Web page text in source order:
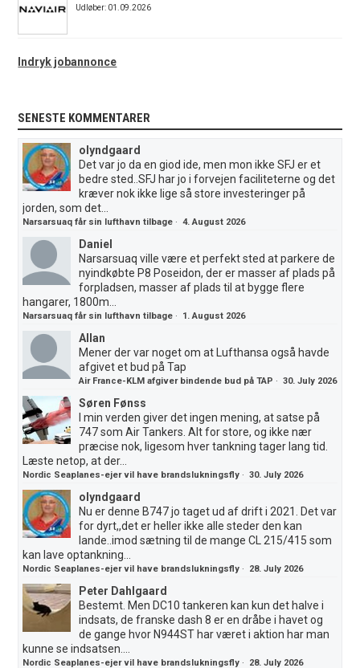
Udløber: 01.09.2026
Indryk jobannonce
SENESTE KOMMENTARER
olyndgaard
Det var jo da en giod ide, men mon ikke SFJ er et
bedre sted..SFJ har jo i forvejen faciliteterne og det
kræver nok ikke lige så store investeringer på
jorden, som det...
Narsarsuaq får sin lufthavn tilbage ·4. August 2026
Daniel
Narsarsuaq ville være et perfekt sted at parkere de
nyindkøbte P8 Poseidon, der er masser af plads på
forpladsen, masser af plads til at bygge flere
hangarer, 1800m...
Narsarsuaq får sin lufthavn tilbage · 1. August 2026
Allan
Mener der var noget om at Lufthansa også havde
afgivet et bud på Tap
Air France-KLM afgiver bindende bud på TAP ·30. July 2026
Søren Fønss
I min verden giver det ingen mening, at satse på
747 som Air Tankers. Alt for store, og ikke nær
præcise nok, ligesom hver tankning tager lang tid.
Læste netop, at der...
Nordic Seaplanes-ejer vil have brandslukningsfly ·30. July 2026
olyndgaard
Nu er denne B747 jo taget ud af drift i 2021. Det var
for dyrt,,det er heller ikke alle steder den kan
lande..imod sætning til de mange CL 215/415 som
kan lave optankning...
Nordic Seaplanes-ejer vil have brandslukningsfly · 28. July 2026
Peter Dahlgaard
Bestemt. Men DC10 tankeren kan kun det halve i
indsats, de franske dash 8 er en dråbe i havet og
de gange hvor N944ST har været i aktion har man
kunne se indsatsen....
Nordic Seaplanes-ejer vil have brandslukningsfly · 28. July 2026